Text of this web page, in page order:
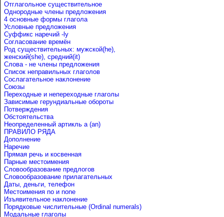
Отглагольное существительное
Однородные члены предложения
4 основные формы глагола
Условные предложения
Cуффикс наречий -ly
Согласование времён
Род существительных: мужской(he),
женский(she), средний(it)
Слова - не члены предложения
Список неправильных глаголов
Сослагательное наклонение
Союзы
Переходные и непереходные глаголы
Зависимые герундиальные обороты
Потверждения
Обстоятельства
Неопределенный артикль a (an)
ПРАВИЛО РЯДА
Дополнение
Наречие
Прямая речь и косвенная
Парные местоимения
Словообразование предлогов
Словообразование прилагательных
Даты, деньги, телефон
Местоимения no и none
Изъявительное наклонение
Порядковые числительные (Ordinal numerals)
Модальные глаголы